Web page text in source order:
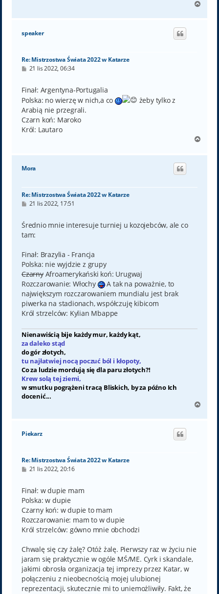
g
speaker
Re: Mistrzostwa Świata 2022 w Katarze
P
t
21 lis 2022, 06:34
Finał: Argentyna-Portugalia
Polska: no wierzę w nich,a co
żeby tylko z
Arabią nie przegrali.
Czarn koń: Maroko
Król: Lautaro
g
Mora
Re: Mistrzostwa Świata 2022 w Katarze
P
t
21 lis 2022, 17:51
Średnio mnie interesuje turniej u kozojebców, ale co
tam:
Finał: Brazylia - Francja
Polska: nie wyjdzie z grupy
CzarnyAfroamerykański koń: Urugwaj
Rozczarowanie: Włochy
A tak na poważnie, to
największym rozczarowaniem mundialu jest brak
piwerka na stadionach, współczuję kibicom
Król strzelców: Kylian Mbappe
Nienawiścią bije każdy mur, każdy kąt,
za daleko stąd
do gór złotych,
tu najłatwiej nocą poczuć ból i kłopoty,
Co za ludzie mordują się dla paru złotych?!
Krew solą tej ziemi,
w smutku pogrążeni tracą Bliskich, by za późno Ich
docenić...
g
Piekarz
Re: Mistrzostwa Świata 2022 w Katarze
P
t
21 lis 2022, 20:16
Finał: w dupie mam
Polska: w dupie
Czarny koń: w dupie to mam
Rozczarowanie: mam to w dupie
Król strzelców: gówno mnie obchodzi
Chwalę się czy żalę? Otóż żalę. Pierwszy raz w życiu nie
jaram się praktycznie w ogóle MŚ/ME. Cyrk i skandale,
jakimi obrosła organizacja tej imprezy przez Katar, w
połączeniu z nieobecnością mojej ulubionej
reprezentacji, skutecznie mi to uniemożliwiły. Fakt, że